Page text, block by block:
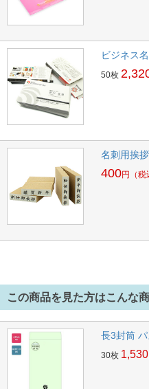
ビジネス
50枚
名刺用挨
400円 （税
この商品を見た方はこんな
長3封筒
30枚 1,530